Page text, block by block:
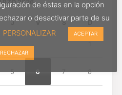
2026
J V S D
5 6 7 8
de éstas en la opción
o desactivar parte de su
PERSONALIZAR ACEPTAR
RECHAZAR